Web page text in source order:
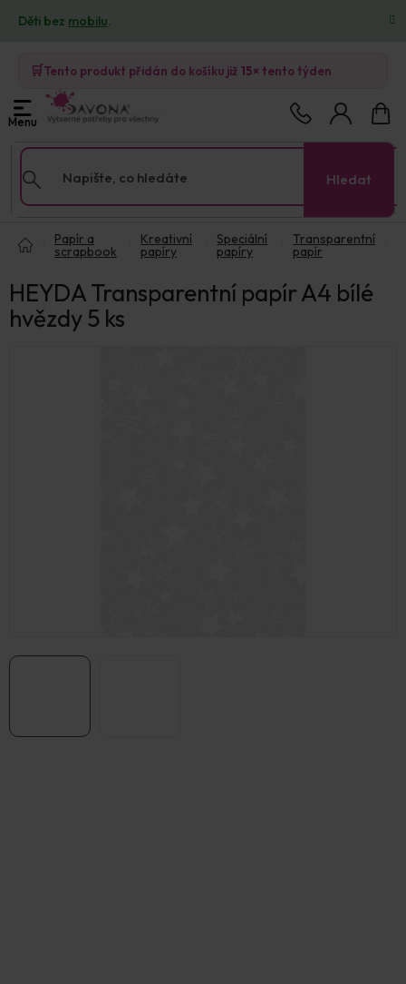
obsah
Děti bez mobilu.
🛒Tento produkt přidán do košíku již 15× tento týden
Hledat
košík
Papír a
scrapbook
Kreativní
papíry
Speciální
papíry
Transparentní
papír
HEYDA Transparentní papír A4 bílé
hvězdy 5 ks